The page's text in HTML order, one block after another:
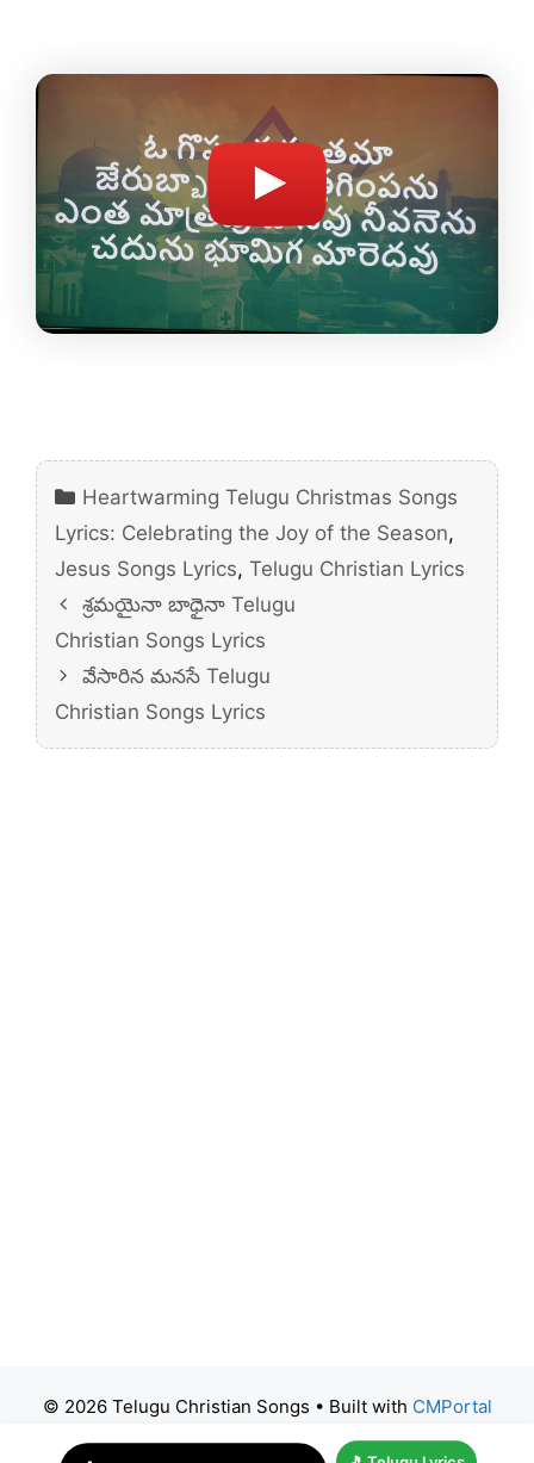
Categories
Heartwarming Telugu Christmas Songs
Lyrics: Celebrating the Joy of the Season,
Jesus Songs Lyrics, Telugu Christian Lyrics
శ్రమయైనా బాధైనా Telugu
Christian Songs Lyrics
వేసారిన మనసే Telugu
Christian Songs Lyrics
© 2026 Telugu Christian Songs • Built with CMPortal